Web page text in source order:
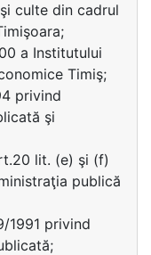
culte din cadrul
a Institutului
Timiş;
privind
şi
lit. (e) şi (f)
publică
1991 privind